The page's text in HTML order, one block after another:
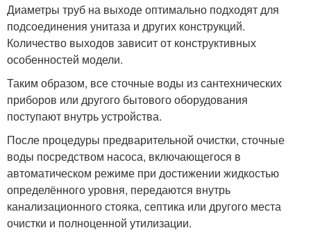
Диаметры труб на выходе оптимально подходят для
подсоединения унитаза и других конструкций.
Количество выходов зависит от конструктивных
особенностей модели.
Таким образом, все сточные воды из сантехнических
приборов или другого бытового оборудования
поступают внутрь устройства.
После процедуры предварительной очистки, сточные
воды посредством насоса, включающегося в
автоматическом режиме при достижении жидкостью
определённого уровня, передаются внутрь
канализационного стояка, септика или другого места
очистки и полноценной утилизации.